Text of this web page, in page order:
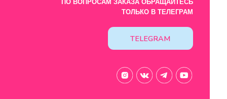
Design by: YudinStudio